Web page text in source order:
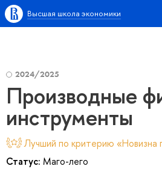
Высшая школа экономики
2024/2025
Производные
инструменты
Лучший по критерию «Новизна
Статус: Маго-лего